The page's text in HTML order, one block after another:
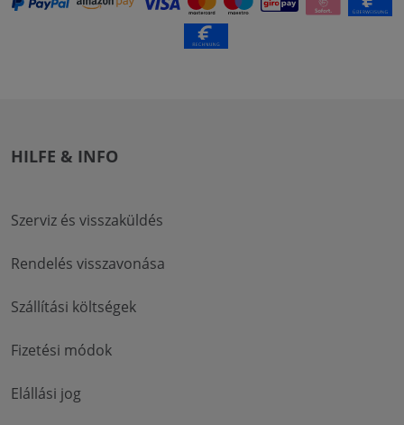
HILFE & INFO
Szerviz és visszaküldés
Rendelés visszavonása
Szállítási költségek
Fizetési módok
Elállási jog